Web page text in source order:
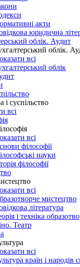
акти
юридична
облік. Аудит
облік.
всі
облік
і суспільство
всі
всі
філософії
науки
філософії
всі
мистецтво
література
і техніка
Театр
всі
країн і народів